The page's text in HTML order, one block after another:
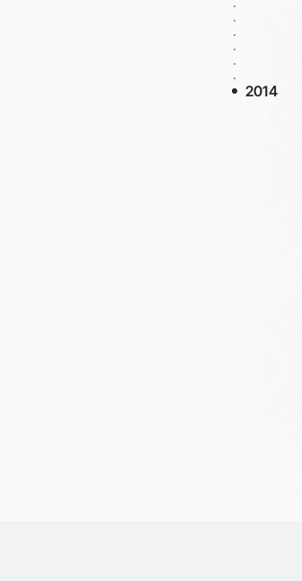
2014